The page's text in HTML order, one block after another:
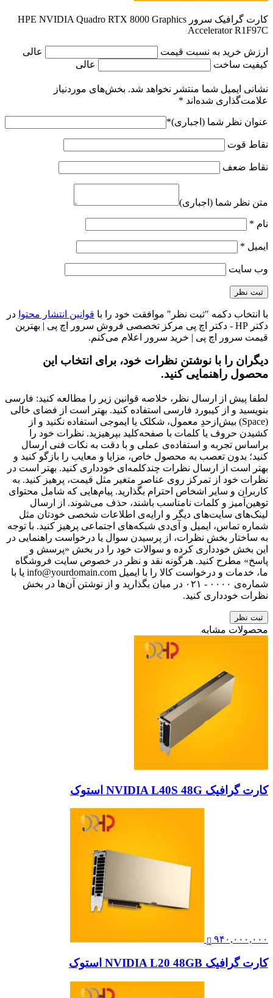
کارت گرافیک سرور HPE NVIDIA Quadro RTX 8000 Graphics
Accelerator R1F97C
ارزش خرید به نسبت قیمت
عالی
کیفیت ساخت
عالی
نشانی ایمیل شما منتشر نخواهد شد. بخش‌های موردنیاز
علامت‌گذاری شده‌اند *
عنوان نظر شما (اجباری)*
نقاط قوت
نقاط ضعف
متن نظر شما (اجباری)
نام *
ایمیل *
وب‌ سایت
با انتخاب دکمه "ثبت نظر" موافقت خود را با قوانین انتشار محتوا در
دکتر HP - دکتر اچ پی مرکز تخصصی فروش سرور اچ پی | بهترین
قیمت سرور اچ پی | خرید سرور اعلام می‌کنم.
دیگران را با نوشتن نظرات خود، برای انتخاب این
محصول راهنمایی کنید.
لطفا پیش از ارسال نظر، خلاصه قوانین زیر را مطالعه کنید: فارسی
بنویسید و از کیبورد فارسی استفاده کنید. بهتر است از فضای خالی
(Space) بیش‌از‌حدِ معمول، شکلک یا ایموجی استفاده نکنید و از
کشیدن حروف یا کلمات با صفحه‌کلید بپرهیزید. نظرات خود را
براساس تجربه و استفاده‌ی عملی و با دقت به نکات فنی ارسال
کنید؛ بدون تعصب به محصول خاص، مزایا و معایب را بازگو کنید و
بهتر است از ارسال نظرات چندکلمه‌‌ای خودداری کنید. بهتر است در
نظرات خود از تمرکز روی عناصر متغیر مثل قیمت، پرهیز کنید. به
کاربران و سایر اشخاص احترام بگذارید. پیام‌هایی که شامل محتوای
توهین‌آمیز و کلمات نامناسب باشند، حذف می‌شوند. از ارسال
لینک‌های سایت‌های دیگر و ارایه‌ی اطلاعات شخصی خودتان مثل
شماره تماس، ایمیل و آی‌دی شبکه‌های اجتماعی پرهیز کنید. با توجه
به ساختار بخش نظرات، از پرسیدن سوال یا درخواست راهنمایی در
این بخش خودداری کرده و سوالات خود را در بخش «پرسش و
پاسخ» مطرح کنید. هرگونه نقد و نظر در خصوص سایت فروشگاه
ما، خدمات و درخواست کالا را با ایمیل info@yourdomain.com یا با
شماره‌ی ۰۰۰۰ - ۰۲۱ در میان بگذارید و از نوشتن آن‌ها در بخش
نظرات خودداری کنید.
ثبت نظر
محصولات مشابه
کارت گرافیک NVIDIA L40S 48G استوک
۹۴۰,۰۰۰,۰۰۰
کارت گرافیک NVIDIA L20 48GB استوک